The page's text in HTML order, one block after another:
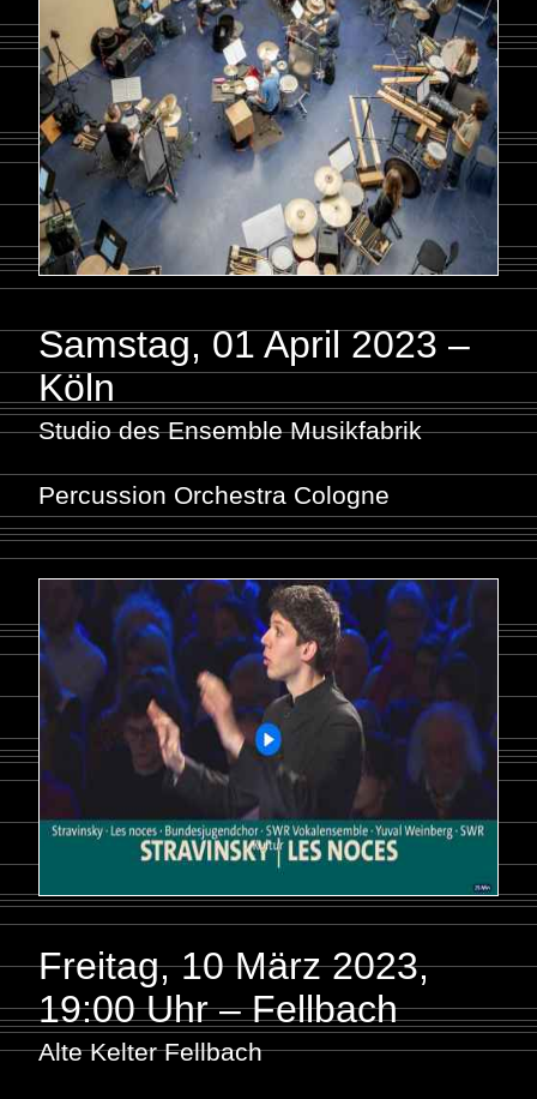
Samstag, 01 April 2023 –
Köln
Studio des Ensemble Musikfabrik
Percussion Orchestra Cologne
Freitag, 10 März 2023,
19:00 Uhr – Fellbach
Alte Kelter Fellbach